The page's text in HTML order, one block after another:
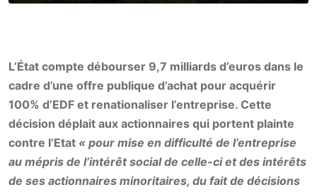
L’État compte débourser 9,7 milliards d’euros dans le
cadre d’une offre publique d’achat pour acquérir
100% d’EDF et renationaliser l’entreprise. Cette
décision déplait aux actionnaires qui portent plainte
contre l’Etat « pour mise en difficulté de l’entreprise
au mépris de l’intérêt social de celle-ci et des intérêts
de ses actionnaires minoritaires, du fait de décisions